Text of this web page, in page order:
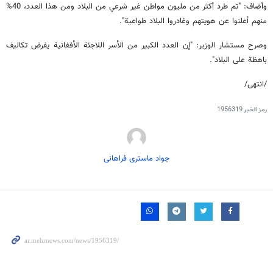
وأضاف: "تم طرد أكثر من مليون مواطن غير شرعي من البلاد ومن هذا العدد، 40%
منهم أعلنوا عن هويتهم وغادروا البلاد طواعية".
وصرح مستشار الوزير: "إن العدد الكبير من الأسر اللاجئة الأفغانية يفرض تكاليف
باهظة على البلاد".
/انتهى/
رمز الخبر1956319
جواد ماستری فراهانی